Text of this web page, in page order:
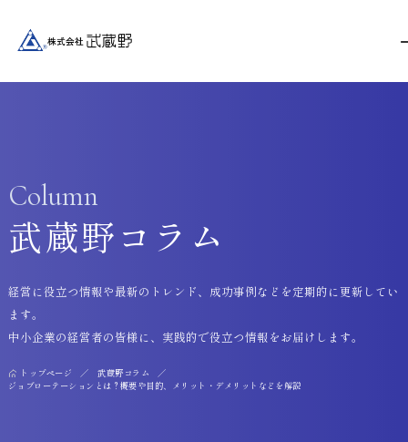
Column
武蔵野コラム
トップページ
武蔵野コラム
ジョブローテーションとは？概要や目的、メリット・デメリットなどを解説
経営に役立つ情報や最新のトレンド、成功事例などを定期的に更新してい
ます。
中小企業の経営者の皆様に、実践的で役立つ情報をお届けします。